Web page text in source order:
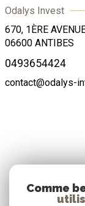
Odalys Invest
670, 1ÈRE
06600 ANTIBES
0493654424
contact@odalys-
Comme